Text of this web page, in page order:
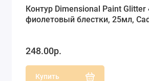
Контур Dimensional Paint Glitter
фиолетовый блестки, 25мл,
248.00р.
Купить